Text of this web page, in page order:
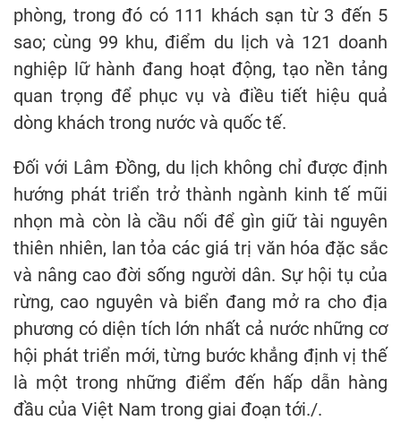
phòng, trong đó có 111 khách sạn từ 3 đến 5
sao; cùng 99 khu, điểm du lịch và 121 doanh
nghiệp lữ hành đang hoạt động, tạo nền tảng
quan trọng để phục vụ và điều tiết hiệu quả
dòng khách trong nước và quốc tế.
Đối với Lâm Đồng, du lịch không chỉ được định
hướng phát triển trở thành ngành kinh tế mũi
nhọn mà còn là cầu nối để gìn giữ tài nguyên
thiên nhiên, lan tỏa các giá trị văn hóa đặc sắc
và nâng cao đời sống người dân. Sự hội tụ của
rừng, cao nguyên và biển đang mở ra cho địa
phương có diện tích lớn nhất cả nước những cơ
hội phát triển mới, từng bước khẳng định vị thế
là một trong những điểm đến hấp dẫn hàng
đầu của Việt Nam trong giai đoạn tới./.